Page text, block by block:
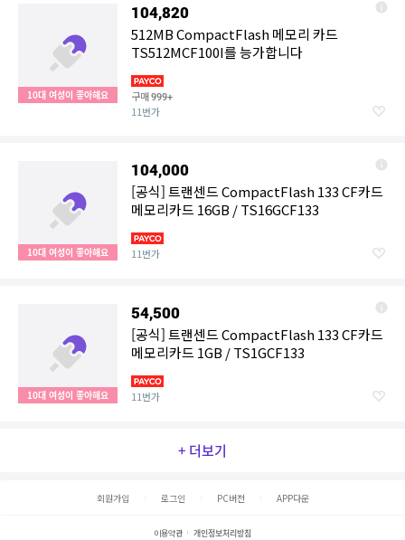
10대 여성이 좋아해요
104,820
512MB CompactFlash 메모리 카드
TS512MCF100I를 능가합니다
구매999+
11번가
10대 여성이 좋아해요
104,000
[공식] 트랜센드 CompactFlash 133 CF카드
메모리카드 16GB / TS16GCF133
11번가
10대 여성이 좋아해요
54,500
[공식] 트랜센드 CompactFlash 133 CF카드
메모리카드 1GB / TS1GCF133
11번가
+ 더보기
회원가입 로그인 PC버전 APP다운
이용약관 개인정보처리방침